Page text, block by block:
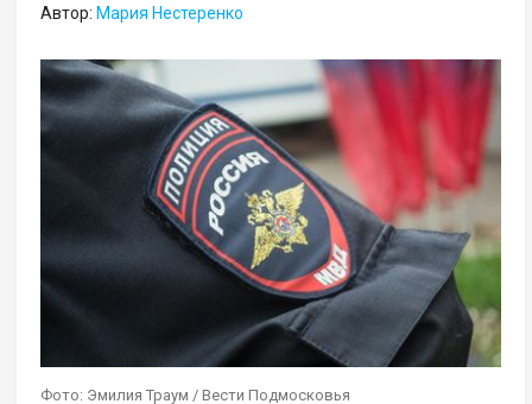
Автор: Мария Нестеренко
Фото: Эмилия Траум / Вести Подмосковья